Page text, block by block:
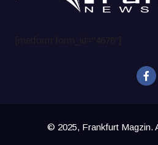
© 2025, Frankfurt Magzin.